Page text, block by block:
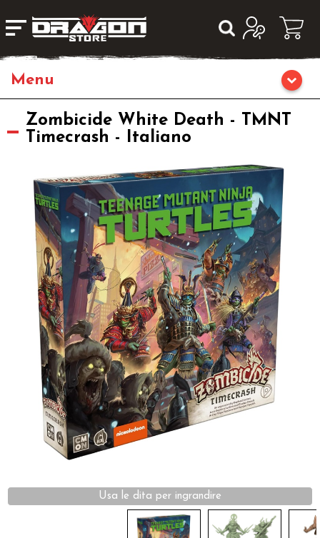
Giochi da Tavolo
Librigame
Editoria
Giochi di Carte Collezionabili
Miniature
Accessori
Giocattoli e Gadget
Offerte del Dragone
Zombicide White Death - TMNT
Timecrash - Italiano